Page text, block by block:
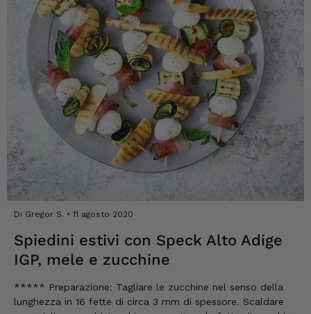
Di Gregor S. 11 agosto 2020
Spiedini estivi con Speck Alto Adige
IGP, mele e zucchine
***** Preparazione: Tagliare le zucchine nel senso della
lunghezza in 16 fette di circa 3 mm di spessore. Scaldare
Quello che ho mangiato finora era davvero
buonissimo!
6.8.2026
Heinrich
Cliente verificato
Il prosciutto era compatto e saporito, dal
gusto equilibrato— L'ho già riordinato.
5.8.2026
Cliente verificato
La consegna funziona bene. Gusto e qualità
ordinati altri.
Norbert